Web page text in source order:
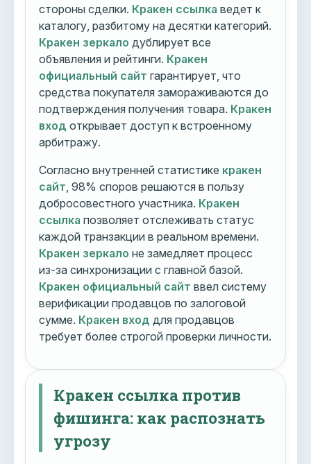
стороны сделки. Кракен ссылка ведет к
каталогу, разбитому на десятки категорий.
Кракен зеркало дублирует все
объявления и рейтинги. Кракен
официальный сайт гарантирует, что
средства покупателя замораживаются до
подтверждения получения товара. Кракен
вход открывает доступ к встроенному
арбитражу.
Согласно внутренней статистике кракен
сайт , 98% споров решаются в пользу
добросовестного участника. Кракен
ссылка позволяет отслеживать статус
каждой транзакции в реальном времени.
Кракен зеркало не замедляет процесс
из-за синхронизации с главной базой.
Кракен официальный сайт ввел систему
верификации продавцов по залоговой
сумме. Кракен вход для продавцов
требует более строгой проверки личности.
Кракен ссылка против
фишинга: как распознать
угрозу